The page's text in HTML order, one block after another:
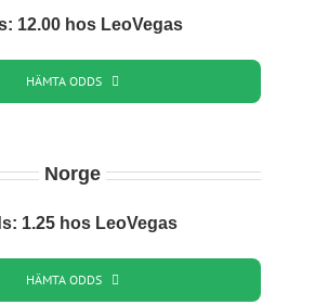
12.00 hos LeoVegas
HÄMTA ODDS
Norge
1.25 hos LeoVegas
HÄMTA ODDS